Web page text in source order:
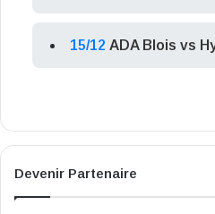
15/12 ADA Blois vs
Devenir Partenaire